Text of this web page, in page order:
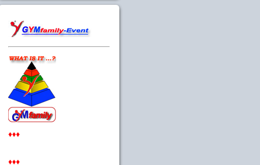
♦♦♦
♦♦♦